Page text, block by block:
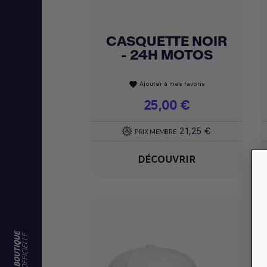
Achat express
CASQUETTE NOIR
- 24H MOTOS
favorite Ajouter à mes favoris
Prix
25,00 €
PRIX MEMBRE 21,25 €
DÉCOUVRIR